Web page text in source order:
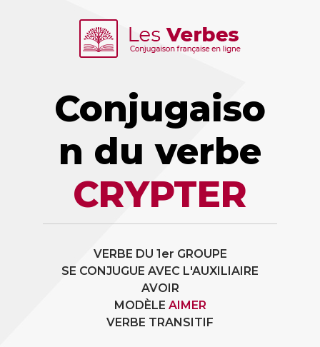
Conjugaiso
n du verbe
CRYPTER
VERBE DU 1er GROUPE
SE CONJUGUE AVEC L'AUXILIAIRE
AVOIR
MODÈLE AIMER
VERBE TRANSITIF